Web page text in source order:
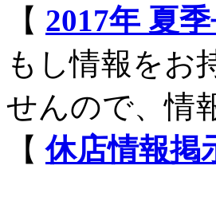
【 2017年 夏
もし情報をお
せんので、情
【休店情報掲